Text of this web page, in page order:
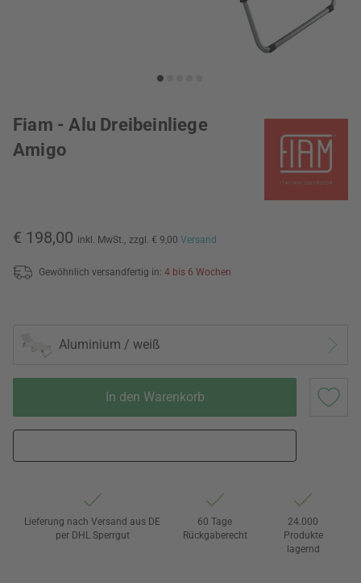
Fiam - Alu Dreibeinliege
Amigo
€ 198,00 inkl. MwSt., zzgl. € 9,00 Versand
Gewöhnlich versandfertig in: 4 bis 6 Wochen
Aluminium / weiß
In den Warenkorb
Lieferung nach Versand aus DE
per DHL Sperrgut
60 Tage
Rückgaberecht
24.000
Produkte
lagernd